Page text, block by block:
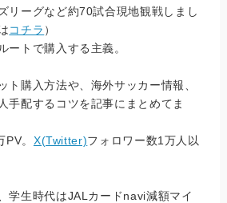
リーグなど約70試合現地観戦しまし
コチラ ）
ートで購入する主義。
ト購入方法や、海外サッカー情報、
手配するコツを記事にまとめてま
。 X(Twitter)フォロワー数1万人以
学生時代はJALカードnavi減額マイ